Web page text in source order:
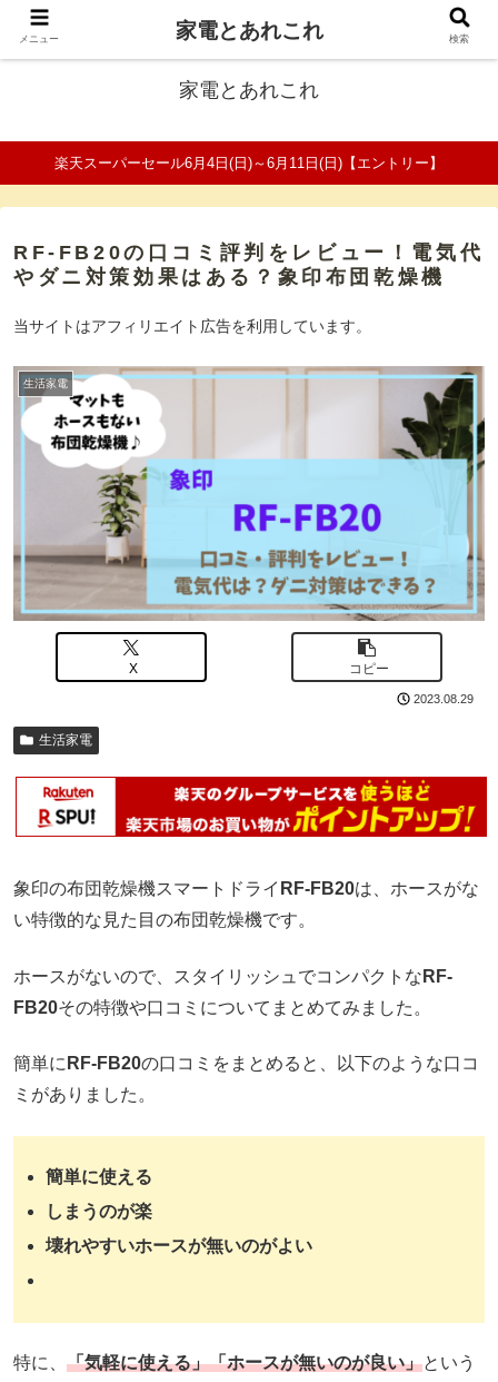
ファミリーの家電口コミ＆比較サイト
家電とあれこれ
楽天スーパーセール6月4日(日)～6月11日(日)【エントリー】
RF-FB20の口コミ評判をレビュー！電気代
やダニ対策効果はある？象印布団乾燥機
当サイトはアフィリエイト広告を利用しています。
生活家電
X コピー
2023.08.29
生活家電
象印の布団乾燥機スマートドライ RF-FB20は、ホースがな
い特徴的な見た目の布団乾燥機です。
ホースがないので、スタイリッシュでコンパクトな RF-
FB20その特徴や口コミについてまとめてみました。
簡単に RF-FB20の口コミをまとめると、以下のような口コ
ミがありました。
簡単に使える
しまうのが楽
壊れやすいホースが無いのがよい
特に、 「気軽に使える」「ホースが無いのが良い」という
メニュー 家電とあれこれ 検索